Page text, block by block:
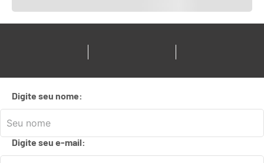
Digite seu nome:
Digite seu e-mail: